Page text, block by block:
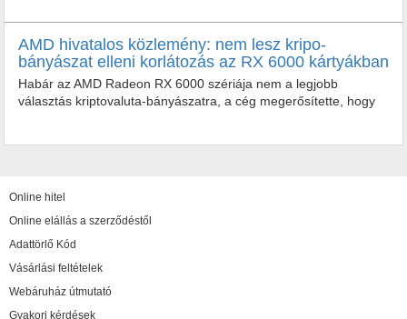
AMD hivatalos közlemény: nem lesz kripo-
bányászat elleni korlátozás az RX 6000 kártyákban
Habár az AMD Radeon RX 6000 szériája nem a legjobb
választás kriptovaluta-bányászatra, a cég megerősítette, hogy
Online hitel
Online elállás a szerződéstől
Adattörlő Kód
Vásárlási feltételek
Webáruház útmutató
Gyakori kérdések